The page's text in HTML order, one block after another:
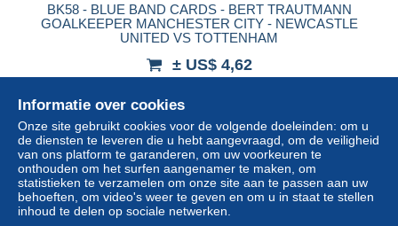
BK58 - BLUE BAND CARDS - BERT TRAUTMANN
GOALKEEPER MANCHESTER CITY - NEWCASTLE
UNITED VS TOTTENHAM
± US$ 4,62
Statuut
Informatie over cookies
Onze site gebruikt cookies voor de volgende doeleinden: om u
de diensten te leveren die u hebt aangevraagd, om de veiligheid
van ons platform te garanderen, om uw voorkeuren te
onthouden om het surfen aangenamer te maken, om
statistieken te verzamelen om onze site aan te passen aan uw
behoeften, om video's weer te geven en om u in staat te stellen
inhoud te delen op sociale netwerken.